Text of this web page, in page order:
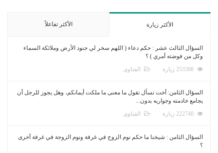
الأكثر زيارة الأكثر تفاعلاً
السؤال الثالث عشر : حكم دعاء ( اللهم سخر لي جنود الأرض وملائكة السماء
وكل من فوضته أمري ) ؟
الفتاوى
السؤال الثامن: أخت تسأل تقول ما معنى ما ملكت أيمانكم، وهل يجوز للرجل أن
يجامع خادمته وجواريه بدون...
الفتاوى
السؤال الثامن : شيخنا ما حكم نوم الزوج في غرفة ونوم الزوجة في غرفة أخرى
؟